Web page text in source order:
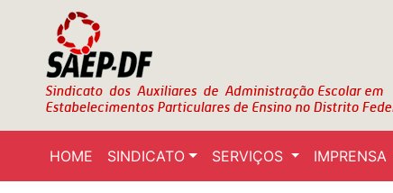
HOME SINDICATO SERVIÇOS IMPRENSA